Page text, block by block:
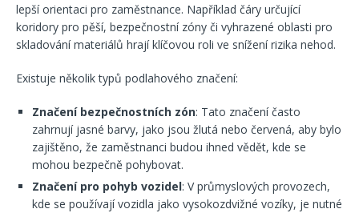
lepší orientaci pro zaměstnance. Například čáry určující
koridory pro pěší, bezpečnostní zóny či vyhrazené oblasti pro
skladování materiálů hrají klíčovou roli ve snížení rizika nehod.
Existuje několik typů podlahového značení:
Značení bezpečnostních zón: Tato značení často
zahrnují jasné barvy, jako jsou žlutá nebo červená, aby bylo
zajištěno, že zaměstnanci budou ihned vědět, kde se
mohou bezpečně pohybovat.
Značení pro pohyb vozidel: V průmyslových provozech,
kde se používají vozidla jako vysokozdvižné vozíky, je nutné